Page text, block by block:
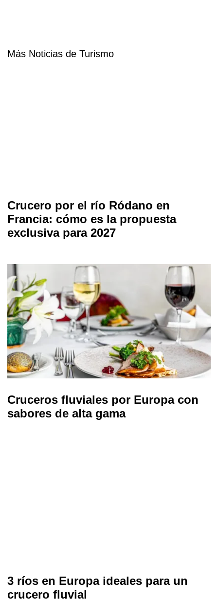
Más Noticias de Turismo
Crucero por el río Ródano en
Francia: cómo es la propuesta
exclusiva para 2027
Cruceros fluviales por Europa con
sabores de alta gama
3 ríos en Europa ideales para un
crucero fluvial